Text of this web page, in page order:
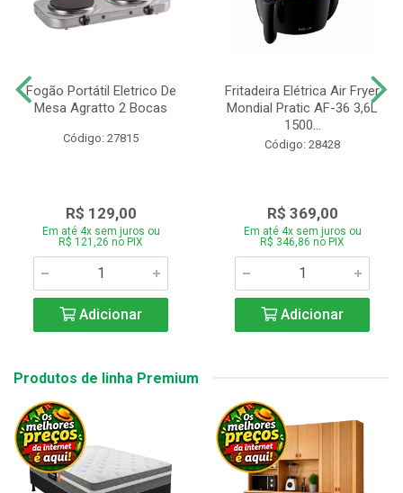
Fogão Portátil Eletrico De
Mesa Agratto 2 Bocas
Código: 27815
R$ 129,00
Em até 4x sem juros ou
R$ 121,26 no PIX
Adicionar
Fritadeira Elétrica Air Fryer
Mondial Pratic AF-36 3,6L
1500...
Código: 28428
R$ 369,00
Em até 4x sem juros ou
R$ 346,86 no PIX
Adicionar
Produtos de linha Premium